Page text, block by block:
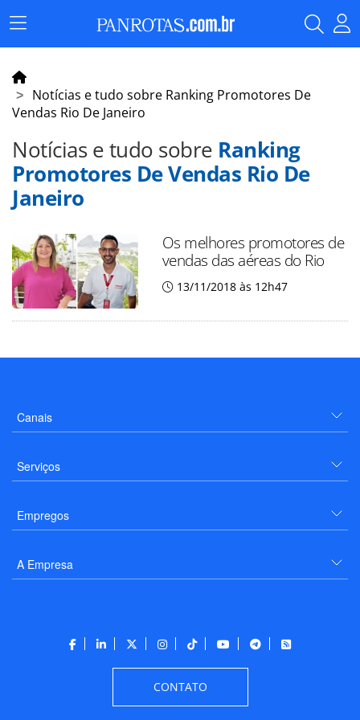
Menu
Principal
Notícias e tudo sobre Ranking Promotores De
Vendas Rio De Janeiro
Notícias e tudo sobre Ranking
Promotores De Vendas Rio De
Janeiro
Os melhores promotores de
vendas das aéreas do Rio
13/11/2018 às 12h47
Canais
Serviços
Empregos
A Empresa
CONTATO